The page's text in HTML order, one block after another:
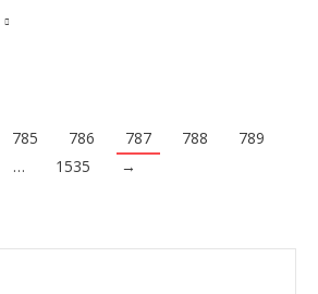
785 786 787 788
789
…
1535 →